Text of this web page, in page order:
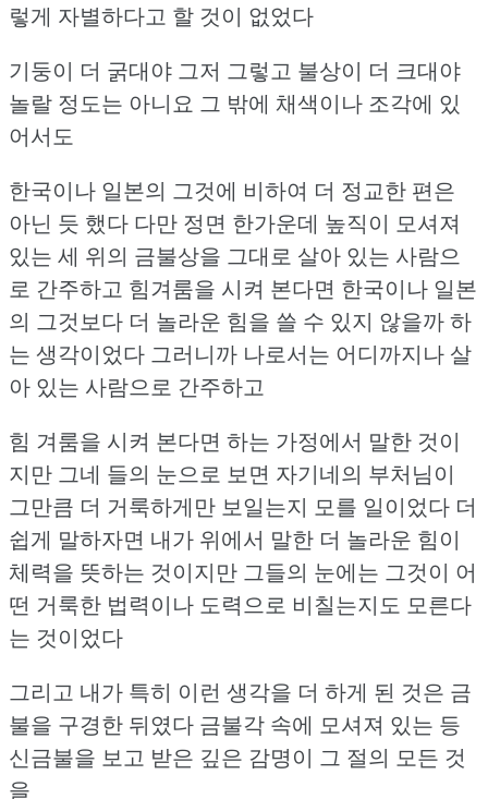
렇게 자별하다고 할 것이 없었다
기둥이 더 굵대야 그저 그렇고 불상이 더 크대야
놀랄 정도는 아니요 그 밖에 채색이나 조각에 있
어서도
한국이나 일본의 그것에 비하여 더 정교한 편은
아닌 듯 했다 다만 정면 한가운데 높직이 모셔져
있는 세 위의 금불상을 그대로 살아 있는 사람으
로 간주하고 힘겨룸을 시켜 본다면 한국이나 일본
의 그것보다 더 놀라운 힘을 쓸 수 있지 않을까 하
는 생각이었다 그러니까 나로서는 어디까지나 살
아 있는 사람으로 간주하고
힘 겨룸을 시켜 본다면 하는 가정에서 말한 것이
지만 그네 들의 눈으로 보면 자기네의 부처님이
그만큼 더 거룩하게만 보일는지 모를 일이었다 더
쉽게 말하자면 내가 위에서 말한 더 놀라운 힘이
체력을 뜻하는 것이지만 그들의 눈에는 그것이 어
떤 거룩한 법력이나 도력으로 비칠는지도 모른다
는 것이었다
그리고 내가 특히 이런 생각을 더 하게 된 것은 금
불을 구경한 뒤였다 금불각 속에 모셔져 있는 등
신금불을 보고 받은 깊은 감명이 그 절의 모든 것
을